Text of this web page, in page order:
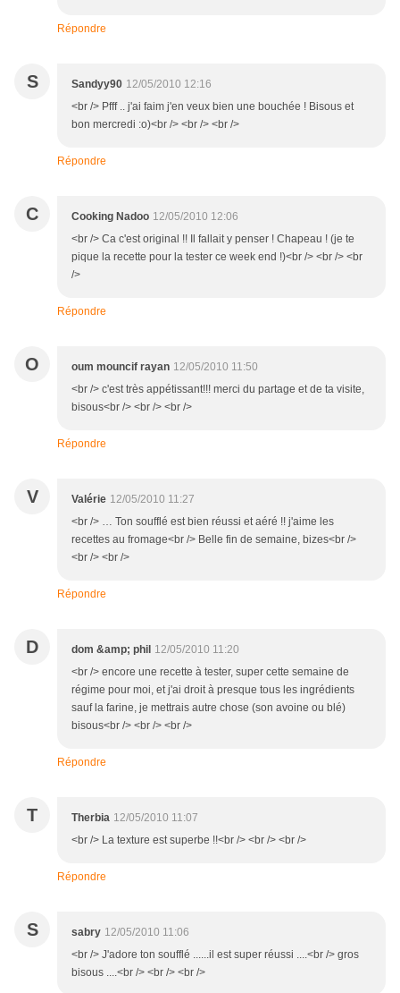
Répondre
S Sandyy90 12/05/2010 12:16
<br /> Pfff .. j'ai faim j'en veux bien une bouchée ! Bisous et
bon mercredi :o)<br /> <br /> <br />
Répondre
C Cooking Nadoo 12/05/2010 12:06
<br /> Ca c'est original !! Il fallait y penser ! Chapeau ! (je te
pique la recette pour la tester ce week end !)<br /> <br /> <br
/>
Répondre
O oum mouncif rayan 12/05/2010 11:50
<br /> c'est très appétissant!!! merci du partage et de ta visite,
bisous<br /> <br /> <br />
Répondre
V Valérie 12/05/2010 11:27
<br /> … Ton soufflé est bien réussi et aéré !! j'aime les
recettes au fromage<br /> Belle fin de semaine, bizes<br />
<br /> <br />
Répondre
D dom &amp; phil 12/05/2010 11:20
<br /> encore une recette à tester, super cette semaine de
régime pour moi, et j'ai droit à presque tous les ingrédients
sauf la farine, je mettrais autre chose (son avoine ou blé)
bisous<br /> <br /> <br />
Répondre
T Therbia 12/05/2010 11:07
<br /> La texture est superbe !!<br /> <br /> <br />
Répondre
S sabry 12/05/2010 11:06
<br /> J'adore ton soufflé ......il est super réussi ....<br /> gros
bisous ....<br /> <br /> <br />